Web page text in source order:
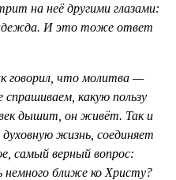
на неё другими глазами:
И это тоже ответ
говорил, что молитва —
какую пользу
дышит, он живёт. Так и
жизнь, соединяет
самый верный вопрос:
немного ближе ко Христу?